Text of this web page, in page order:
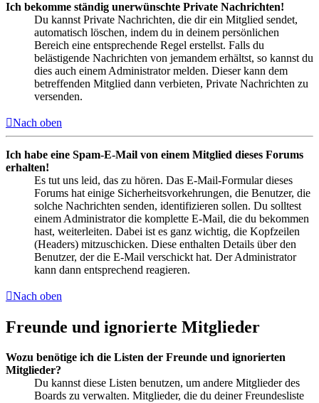
Ich bekomme ständig unerwünschte Private Nachrichten!
Du kannst Private Nachrichten, die dir ein Mitglied sendet,
automatisch löschen, indem du in deinem persönlichen
Bereich eine entsprechende Regel erstellst. Falls du
belästigende Nachrichten von jemandem erhältst, so kannst du
dies auch einem Administrator melden. Dieser kann dem
betreffenden Mitglied dann verbieten, Private Nachrichten zu
versenden.
Nach oben
Ich habe eine Spam-E-Mail von einem Mitglied dieses Forums
erhalten!
Es tut uns leid, das zu hören. Das E-Mail-Formular dieses
Forums hat einige Sicherheitsvorkehrungen, die Benutzer, die
solche Nachrichten senden, identifizieren sollen. Du solltest
einem Administrator die komplette E-Mail, die du bekommen
hast, weiterleiten. Dabei ist es ganz wichtig, die Kopfzeilen
(Headers) mitzuschicken. Diese enthalten Details über den
Benutzer, der die E-Mail verschickt hat. Der Administrator
kann dann entsprechend reagieren.
Nach oben
Freunde und ignorierte Mitglieder
Wozu benötige ich die Listen der Freunde und ignorierten
Mitglieder?
Du kannst diese Listen benutzen, um andere Mitglieder des
Boards zu verwalten. Mitglieder, die du deiner Freundesliste